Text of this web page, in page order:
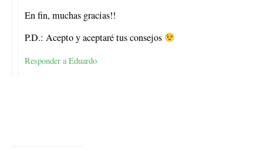
En fin, muchas gracias!!
P.D.: Acepto y aceptaré tus consejos
Responder a Eduardo